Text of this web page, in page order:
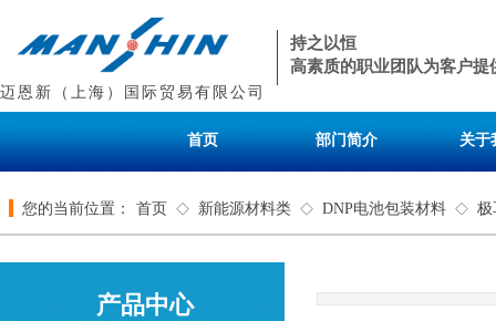
持之以恒
高素质的职业团队为客户提
迈恩新（上海）国际贸易有限公司
首页 部门简介 关于
您的当前位置： 首页 ◇ 新能源材料类 ◇ DNP电池包装材料 ◇ 极
产品中心